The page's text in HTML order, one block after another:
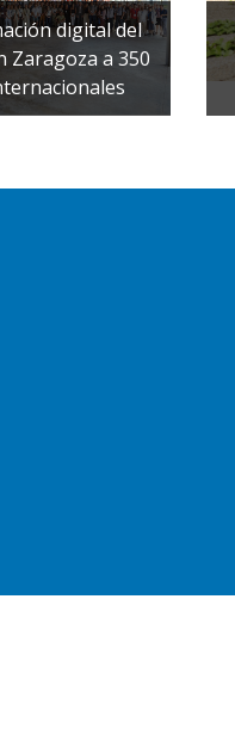
digital del
Zaragoza a 350